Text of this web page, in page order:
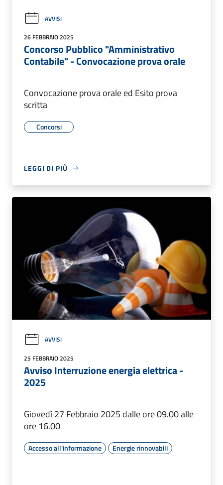
AVVISI
26 FEBBRAIO 2025
Concorso Pubblico "Amministrativo
Contabile" - Convocazione prova orale
Convocazione prova orale ed Esito prova
scritta
Concorsi
LEGGI DI PIÙ
AVVISI
25 FEBBRAIO 2025
Avviso Interruzione energia elettrica -
2025
Giovedì 27 Febbraio 2025 dalle ore 09.00 alle
ore 16.00
Accesso all'informazione Energie rinnovabili